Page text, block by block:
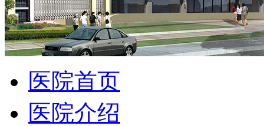
医院首页
医院介绍